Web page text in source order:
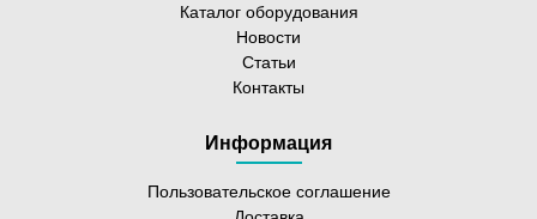
Каталог оборудования
Новости
Статьи
Контакты
Информация
Пользовательское соглашение